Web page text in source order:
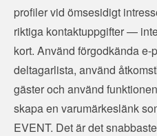
profiler vid ömsesidigt
riktiga kontaktuppgifter —
kort. Använd förgodkända e-
deltagarlista, använd
gäster och använd
skapa en varumärkeslänk
EVENT. Det är det